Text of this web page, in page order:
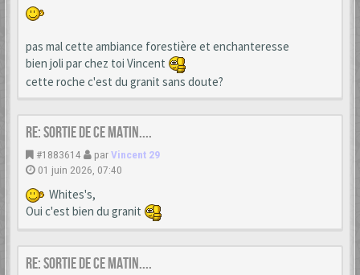
pas mal cette ambiance forestière et enchanteresse
bien joli par chez toi Vincent
cette roche c'est du granit sans doute?
Re: Sortie de ce matin....
#1883614 parVincent 29
01 juin 2026, 07:40
Whites's,
Oui c'est bien du granit
Re: Sortie de ce matin....